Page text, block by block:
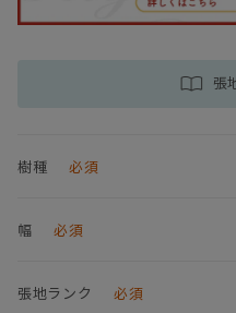
張
樹種 必須
幅 必須
張地ランク 必須